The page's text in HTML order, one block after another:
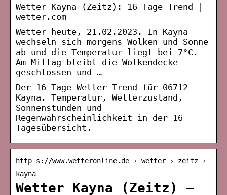
Wetter Kayna (Zeitz): 16 Tage Trend |
wetter.com
Wetter heute, 21.02.2023. In Kayna
wechseln sich morgens Wolken und Sonne
ab und die Temperatur liegt bei 7°C.
Am Mittag bleibt die Wolkendecke
geschlossen und …
Der 16 Tage Wetter Trend für 06712
Kayna. Temperatur, Wetterzustand,
Sonnenstunden und
Regenwahrscheinlichkeit in der 16
Tagesübersicht.
http s://www.wetteronline.de › wetter › zeitz ›
kayna
Wetter Kayna (Zeitz) –